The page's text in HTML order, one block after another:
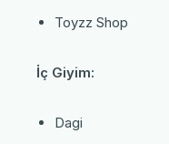
Toyzz Shop
İç Giyim:
Dagi